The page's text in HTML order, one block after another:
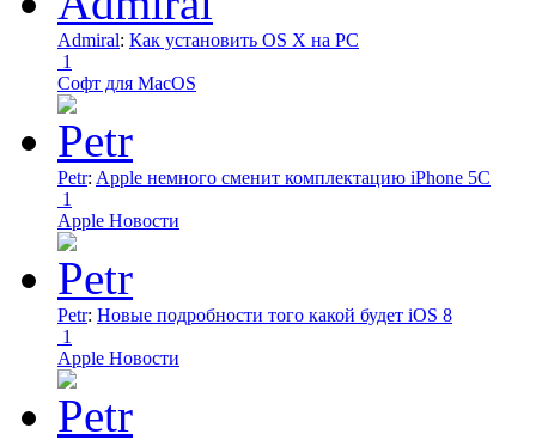
Admiral: Как установить OS X на PC
1
Софт для MacOS
Petr: Apple немного сменит комплектацию iPhone 5C
1
Apple Новости
Petr: Новые подробности того какой будет iOS 8
1
Apple Новости